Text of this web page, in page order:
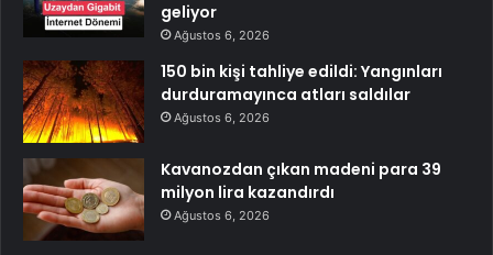
geliyor
Ağustos 6, 2026
150 bin kişi tahliye edildi: Yangınları
durduramayınca atları saldılar
Ağustos 6, 2026
Kavanozdan çıkan madeni para 39
milyon lira kazandırdı
Ağustos 6, 2026